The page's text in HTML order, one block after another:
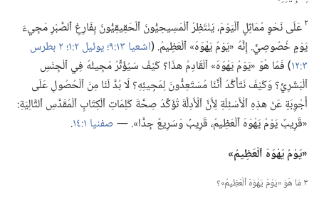
٢عَلَى نَحْوٍ مُمَاثِلٍ ٱلْيَوْمَ،‏ يَنْتَظِرُ ٱلْمَسِيحِيُّونَ ٱلْحَقِيقِيُّونَ بِفَارِغِ ٱلصَّبْرِ مَجِيءَ
يَوْمٍ خُصُوصِيٍّ.‏ إِنَّهُ «يَوْمُ يَهْوَهَ» ٱلْعَظِيمُ.‏ (‏اشعيا ١٣:‏٩؛‏ يوئيل ٢:‏١؛‏
٢ بطرس
٣:‏١٢
‏)‏ فَمَا هُوَ «يَوْمُ يَهْوَهَ» ٱلْقَادِمُ هذَا؟‏ كَيْفَ سَيُؤَثِّرُ مَجِيئُهُ فِي ٱلْجِنْسِ
ٱلْبَشَرِيِّ؟‏ وَكَيْفَ نَتَأَكَّدُ أَنَّنَا مُسْتَعِدُّونَ لِمَجِيئِهِ؟‏ لَا بُدَّ لَنَا مِنَ ٱلْحُصُولِ عَلَى
أَجْوِبَةٍ عَنْ هذِهِ ٱلْأَسْئِلَةِ لِأَنَّ ٱلْأَدِلَّةَ تُؤَكِّدُ صِحَّةَ كَلِمَاتِ ٱلْكِتَابِ ٱلْمُقَدَّسِ ٱلتَّالِيَةِ:‏
«قَرِيبٌ يَوْمُ يَهْوَهَ ٱلْعَظِيمُ،‏ قَرِيبٌ وَسَرِيعٌ جِدًّا».‏ —‏صفنيا ١:‏١٤
‏.‏
‏«يَوْمُ يَهْوَهَ ٱلْعَظِيمُ»‏
٣ مَا هُوَ «يَوْمُ يَهْوَهَ ٱلْعَظِيمُ»؟‏